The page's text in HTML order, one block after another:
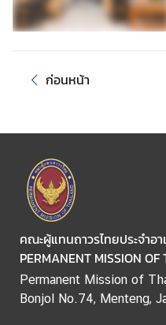
d
N
w
s
ธุ
ร
กิ
จ
ก่อนหน้า
คณะผู้แทนถาวรไทยประจำอ
PERMANENT MISSION
Permanent Mission of
Bonjol No.74, Menteng,